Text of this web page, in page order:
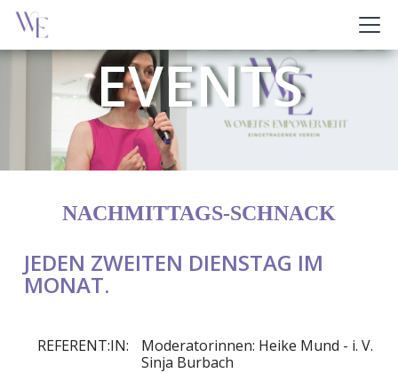
AKTUELLES &
EVENTS
NACHMITTAGS-SCHNACK
JEDEN ZWEITEN DIENSTAG IM
MONAT.
REFERENT:IN:
Moderatorinnen: Heike Mund - i. V.
Sinja Burbach